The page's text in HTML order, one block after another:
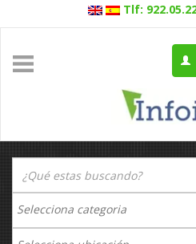
Tlf: